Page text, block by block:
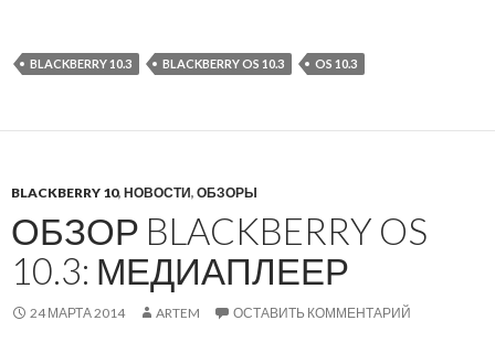
BLACKBERRY 10.3 BLACKBERRY OS 10.3 OS 10.3
BLACKBERRY 10, НОВОСТИ, ОБЗОРЫ
ОБЗОР BLACKBERRY OS
10.3: МЕДИАПЛЕЕР
24 МАРТА 2014 ARTEM ОСТАВИТЬ КОММЕНТАРИЙ